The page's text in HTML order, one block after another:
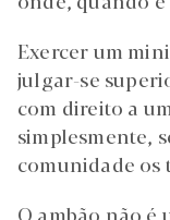
Exercer um
julgar-se
com direito a
simplesmente,
comunidade os
O ambão não é